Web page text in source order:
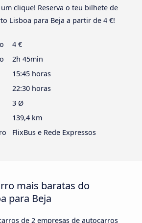
clique! Reserva o teu bilhete de
Lisboa para Beja a partir de 4 €!
4 €
2h 45min
15:45 horas
22:30 horas
3 Ø
139,4 km
FlixBus e Rede Expressos
mais baratas do
para Beja
de 2 empresas de autocarros